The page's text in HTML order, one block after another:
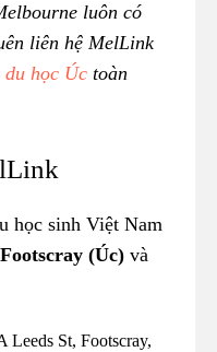
luôn có
liên hệ MelLink
du học Úc toàn
học sinh Việt Nam
Footscray (Úc) và
St, Footscray,